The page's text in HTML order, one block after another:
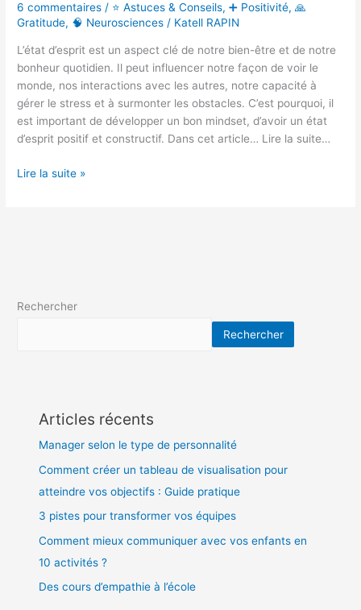
6 commentaires / ⭐ Astuces & Conseils,➕ Positivité,🙏
Gratitude, 🧠 Neurosciences / Katell RAPIN
L’état d’esprit est un aspect clé de notre bien-être et de notre
bonheur quotidien. Il peut influencer notre façon de voir le
monde, nos interactions avec les autres, notre capacité à
gérer le stress et à surmonter les obstacles. C’est pourquoi, il
est important de développer un bon mindset, d’avoir un état
d’esprit positif et constructif. Dans cet article… Lire la suite…
Lire la suite »
Rechercher
Rechercher
Articles récents
Manager selon le type de personnalité
Comment créer un tableau de visualisation pour
atteindre vos objectifs : Guide pratique
3 pistes pour transformer vos équipes
Comment mieux communiquer avec vos enfants en
10 activités ?
Des cours d’empathie à l’école